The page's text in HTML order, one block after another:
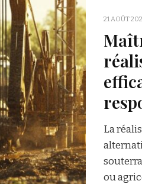
21 AOÛT
La
ou